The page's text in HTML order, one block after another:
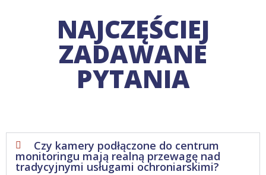
NAJCZĘŚCIEJ
ZADAWANE
PYTANIA
Czy kamery podłączone do centrum
monitoringu mają realną przewagę nad
tradycyjnymi usługami ochroniarskimi?